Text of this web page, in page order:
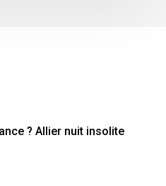
? Allier nuit insolite